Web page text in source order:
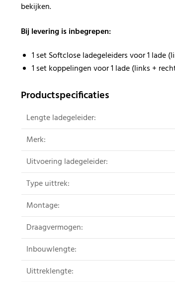
bekijken.
Bij levering is inbegrepen:
1 set Softclose ladegeleiders voor 1 lade
1 set koppelingen voor 1 lade (links +
Productspecificaties
Lengte ladegeleider:
Merk:
Uitvoering ladegeleider:
Type uittrek:
Montage:
Draagvermogen:
Inbouwlengte:
Uittreklengte: